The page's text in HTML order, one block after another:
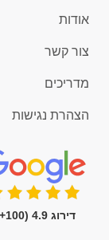
אודות
צור קשר
מדריכים
הצהרת נגישות
דירוג 4.9 (100+)